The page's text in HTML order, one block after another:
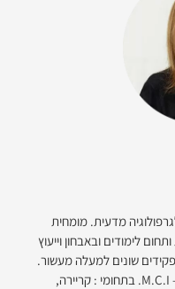
מדעית. מומחית
לימודים ובאבחון וייעוץ
שונים למעלה מעשור.
מאמנת אישית ועסקית מוסמכת מטעם – M.C.I. בתחומי : קריירה,